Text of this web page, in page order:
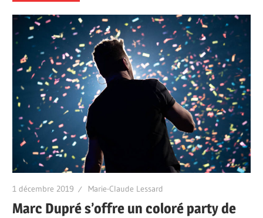
1 décembre 2019 Marie-Claude Lessard
Marc Dupré s’offre un coloré party de